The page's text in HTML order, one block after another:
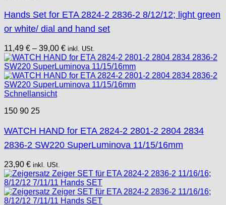
Hands Set for ETA 2824-2 2836-2 8/12/12; light green
or white/ dial and hand set
11,49 € – 39,00 € inkl. USt.
Schnellansicht
150 90 25
WATCH HAND for ETA 2824-2 2801-2 2804 2834
2836-2 SW220 SuperLuminova 11/15/16mm
23,90 € inkl. USt.